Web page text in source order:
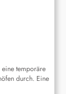
temporäre
durch. Eine